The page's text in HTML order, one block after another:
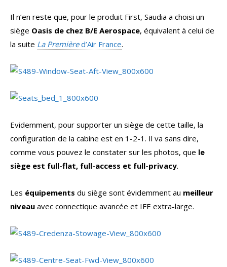
Il n’en reste que, pour le produit First, Saudia a choisi un
siège Oasis de chez B/E Aerospace, équivalent à celui de
la suite La Premièred’Air France.
Evidemment, pour supporter un siège de cette taille, la
configuration de la cabine est en 1-2-1. Il va sans dire,
comme vous pouvez le constater sur les photos, que le
siège est full-flat, full-access et full-privacy.
Les équipements du siège sont évidemment au meilleur
niveau avec connectique avancée et IFE extra-large.